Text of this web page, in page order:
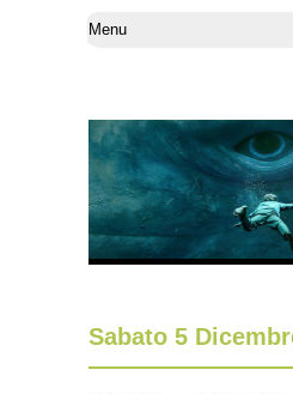
Sabato 5